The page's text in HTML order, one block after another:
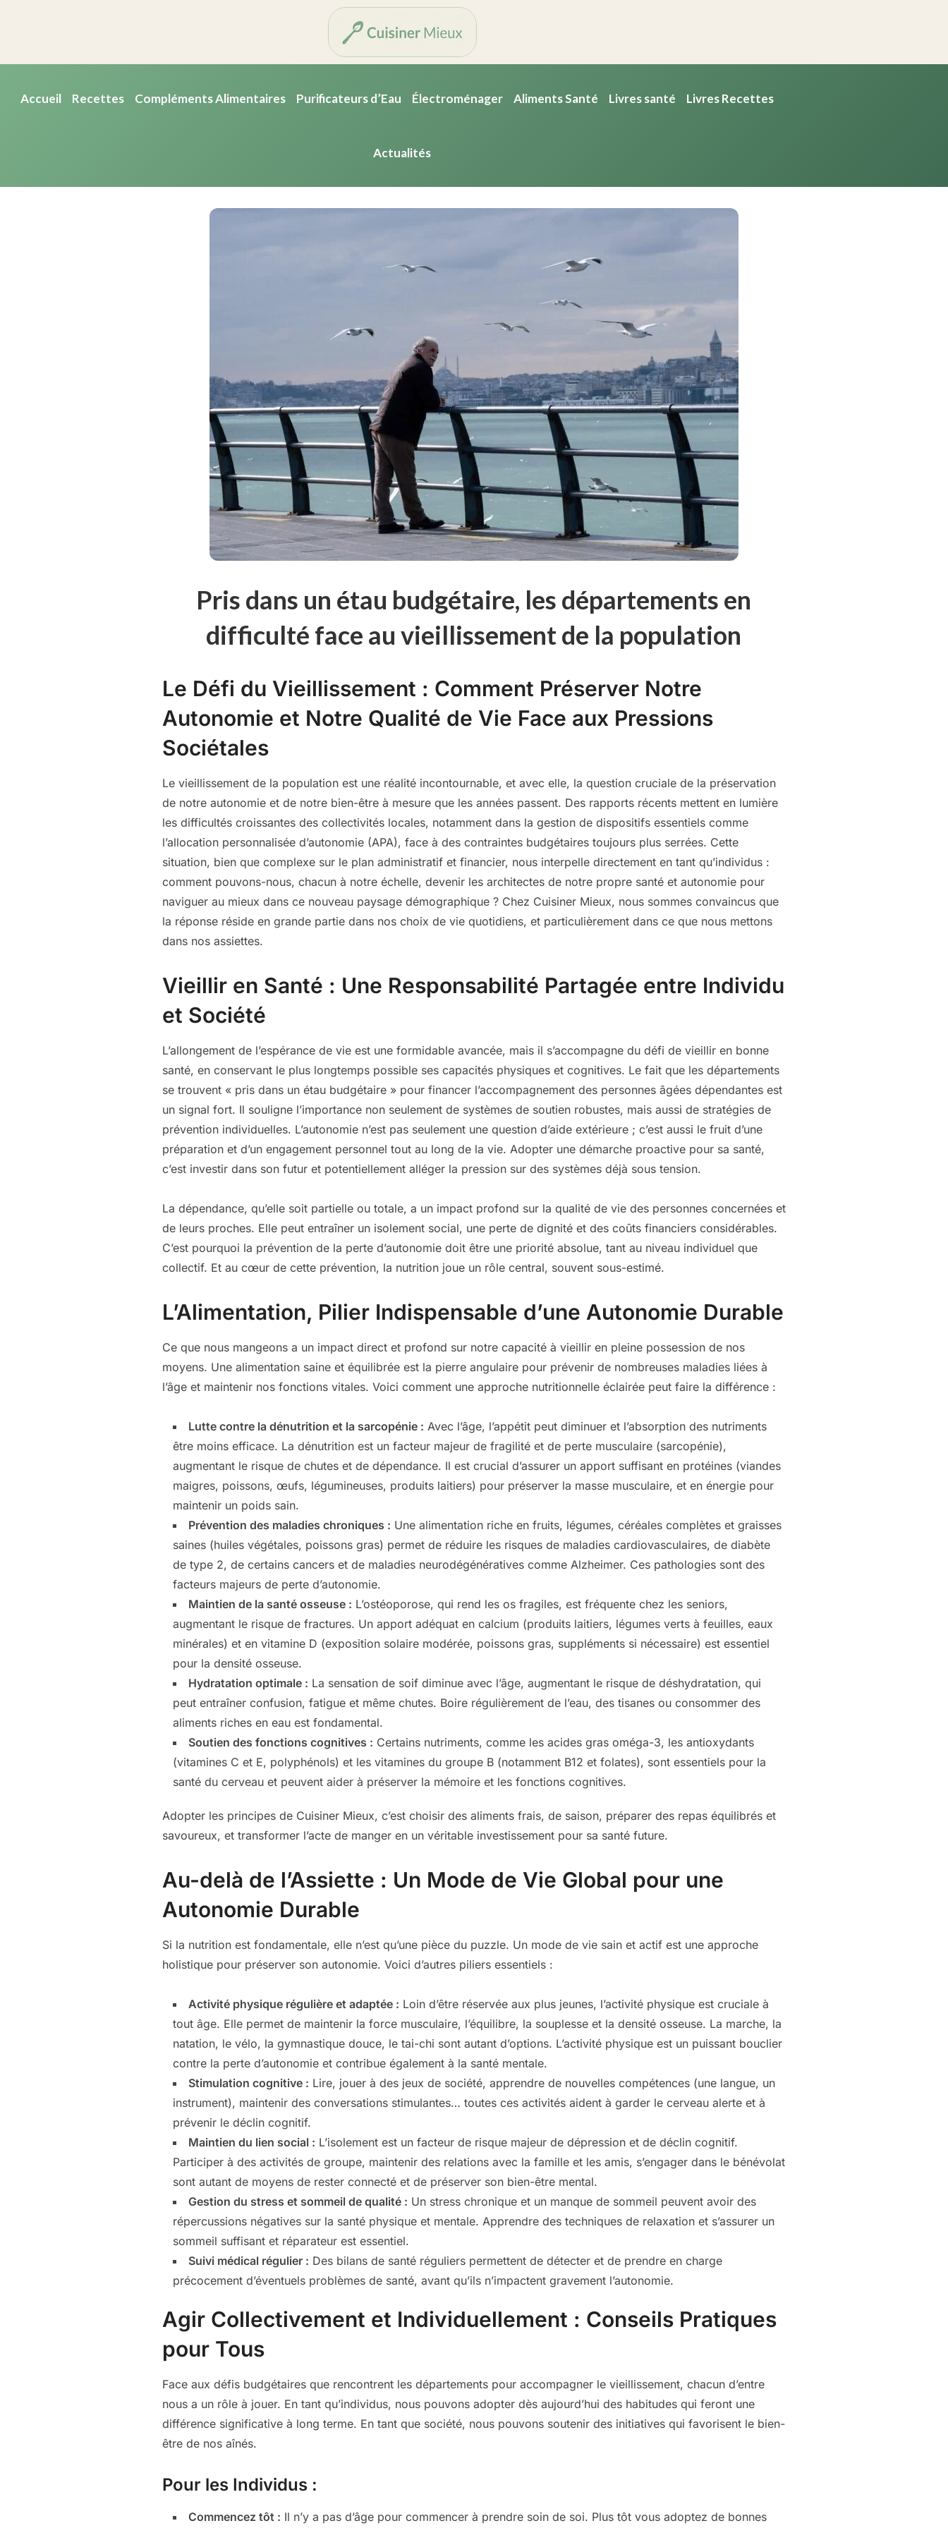
Accueil Recettes Compléments Alimentaires Purificateurs d’Eau Électroménager Aliments Santé Livres santé Livres Recettes
Actualités
Pris dans un étau budgétaire, les départements en
difficulté face au vieillissement de la population
Le Défi du Vieillissement : Comment Préserver Notre
Autonomie et Notre Qualité de Vie Face aux Pressions
Sociétales
Le vieillissement de la population est une réalité incontournable, et avec elle, la question cruciale de la préservation
de notre autonomie et de notre bien-être à mesure que les années passent. Des rapports récents mettent en lumière
les difficultés croissantes des collectivités locales, notamment dans la gestion de dispositifs essentiels comme
l’allocation personnalisée d’autonomie (APA), face à des contraintes budgétaires toujours plus serrées. Cette
situation, bien que complexe sur le plan administratif et financier, nous interpelle directement en tant qu’individus :
comment pouvons-nous, chacun à notre échelle, devenir les architectes de notre propre santé et autonomie pour
naviguer au mieux dans ce nouveau paysage démographique ? Chez Cuisiner Mieux, nous sommes convaincus que
la réponse réside en grande partie dans nos choix de vie quotidiens, et particulièrement dans ce que nous mettons
dans nos assiettes.
Vieillir en Santé : Une Responsabilité Partagée entre Individu
et Société
L’allongement de l’espérance de vie est une formidable avancée, mais il s’accompagne du défi de vieillir en bonne
santé, en conservant le plus longtemps possible ses capacités physiques et cognitives. Le fait que les départements
se trouvent « pris dans un étau budgétaire » pour financer l’accompagnement des personnes âgées dépendantes est
un signal fort. Il souligne l’importance non seulement de systèmes de soutien robustes, mais aussi de stratégies de
prévention individuelles. L’autonomie n’est pas seulement une question d’aide extérieure ; c’est aussi le fruit d’une
préparation et d’un engagement personnel tout au long de la vie. Adopter une démarche proactive pour sa santé,
c’est investir dans son futur et potentiellement alléger la pression sur des systèmes déjà sous tension.
La dépendance, qu’elle soit partielle ou totale, a un impact profond sur la qualité de vie des personnes concernées et
de leurs proches. Elle peut entraîner un isolement social, une perte de dignité et des coûts financiers considérables.
C’est pourquoi la prévention de la perte d’autonomie doit être une priorité absolue, tant au niveau individuel que
collectif. Et au cœur de cette prévention, la nutrition joue un rôle central, souvent sous-estimé.
L’Alimentation, Pilier Indispensable d’une Autonomie Durable
Ce que nous mangeons a un impact direct et profond sur notre capacité à vieillir en pleine possession de nos
moyens. Une alimentation saine et équilibrée est la pierre angulaire pour prévenir de nombreuses maladies liées à
l’âge et maintenir nos fonctions vitales. Voici comment une approche nutritionnelle éclairée peut faire la différence :
Lutte contre la dénutrition et la sarcopénie : Avec l’âge, l’appétit peut diminuer et l’absorption des nutriments
être moins efficace. La dénutrition est un facteur majeur de fragilité et de perte musculaire (sarcopénie),
augmentant le risque de chutes et de dépendance. Il est crucial d’assurer un apport suffisant en protéines (viandes
maigres, poissons, œufs, légumineuses, produits laitiers) pour préserver la masse musculaire, et en énergie pour
maintenir un poids sain.
Prévention des maladies chroniques : Une alimentation riche en fruits, légumes, céréales complètes et graisses
saines (huiles végétales, poissons gras) permet de réduire les risques de maladies cardiovasculaires, de diabète
de type 2, de certains cancers et de maladies neurodégénératives comme Alzheimer. Ces pathologies sont des
facteurs majeurs de perte d’autonomie.
Maintien de la santé osseuse : L’ostéoporose, qui rend les os fragiles, est fréquente chez les seniors,
augmentant le risque de fractures. Un apport adéquat en calcium (produits laitiers, légumes verts à feuilles, eaux
minérales) et en vitamine D (exposition solaire modérée, poissons gras, suppléments si nécessaire) est essentiel
pour la densité osseuse.
Hydratation optimale : La sensation de soif diminue avec l’âge, augmentant le risque de déshydratation, qui
peut entraîner confusion, fatigue et même chutes. Boire régulièrement de l’eau, des tisanes ou consommer des
aliments riches en eau est fondamental.
Soutien des fonctions cognitives : Certains nutriments, comme les acides gras oméga-3, les antioxydants
(vitamines C et E, polyphénols) et les vitamines du groupe B (notamment B12 et folates), sont essentiels pour la
santé du cerveau et peuvent aider à préserver la mémoire et les fonctions cognitives.
Adopter les principes de Cuisiner Mieux, c’est choisir des aliments frais, de saison, préparer des repas équilibrés et
savoureux, et transformer l’acte de manger en un véritable investissement pour sa santé future.
Au-delà de l’Assiette : Un Mode de Vie Global pour une
Autonomie Durable
Si la nutrition est fondamentale, elle n’est qu’une pièce du puzzle. Un mode de vie sain et actif est une approche
holistique pour préserver son autonomie. Voici d’autres piliers essentiels :
Activité physique régulière et adaptée : Loin d’être réservée aux plus jeunes, l’activité physique est cruciale à
tout âge. Elle permet de maintenir la force musculaire, l’équilibre, la souplesse et la densité osseuse. La marche, la
natation, le vélo, la gymnastique douce, le tai-chi sont autant d’options. L’activité physique est un puissant bouclier
contre la perte d’autonomie et contribue également à la santé mentale.
Stimulation cognitive : Lire, jouer à des jeux de société, apprendre de nouvelles compétences (une langue, un
instrument), maintenir des conversations stimulantes… toutes ces activités aident à garder le cerveau alerte et à
prévenir le déclin cognitif.
Maintien du lien social : L’isolement est un facteur de risque majeur de dépression et de déclin cognitif.
Participer à des activités de groupe, maintenir des relations avec la famille et les amis, s’engager dans le bénévolat
sont autant de moyens de rester connecté et de préserver son bien-être mental.
Gestion du stress et sommeil de qualité : Un stress chronique et un manque de sommeil peuvent avoir des
répercussions négatives sur la santé physique et mentale. Apprendre des techniques de relaxation et s’assurer un
sommeil suffisant et réparateur est essentiel.
Suivi médical régulier : Des bilans de santé réguliers permettent de détecter et de prendre en charge
précocement d’éventuels problèmes de santé, avant qu’ils n’impactent gravement l’autonomie.
Agir Collectivement et Individuellement : Conseils Pratiques
pour Tous
Face aux défis budgétaires que rencontrent les départements pour accompagner le vieillissement, chacun d’entre
nous a un rôle à jouer. En tant qu’individus, nous pouvons adopter dès aujourd’hui des habitudes qui feront une
différence significative à long terme. En tant que société, nous pouvons soutenir des initiatives qui favorisent le bien-
être de nos aînés.
Pour les Individus :
Commencez tôt : Il n’y a pas d’âge pour commencer à prendre soin de soi. Plus tôt vous adoptez de bonnes